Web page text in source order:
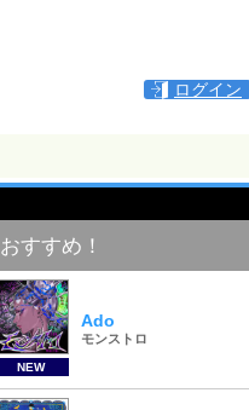
ログイン
おすすめ！
NEW
Ado
モンストロ